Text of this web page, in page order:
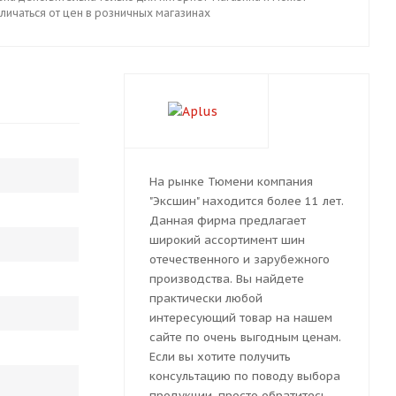
от цен в розничных магазинах
На рынке Тюмени компания
"Эксшин" находится более 11 лет.
Данная фирма предлагает
широкий ассортимент шин
отечественного и зарубежного
производства. Вы найдете
практически любой
интересующий товар на нашем
сайте по очень выгодным ценам.
Если вы хотите получить
консультацию по поводу выбора